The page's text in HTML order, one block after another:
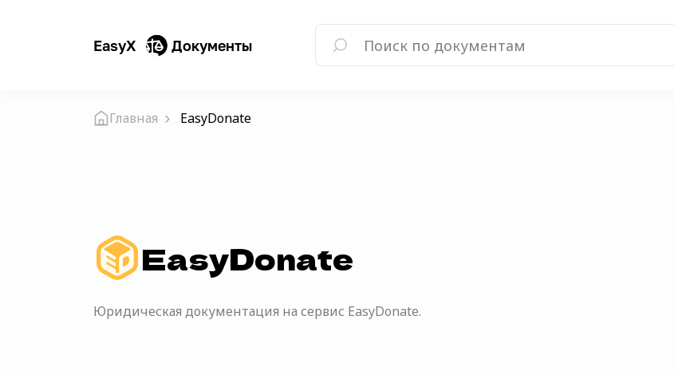
EasyX Документы
Главная EasyDonate
EasyDonate
Юридическая документация на сервис EasyDonate.